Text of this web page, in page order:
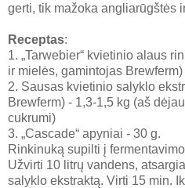
gerti, tik mažoka angliarūgštės
Receptas:
1. „Tarwebier“ kvietinio alaus
ir mielės, gamintojas Brewferm)
2. Sausas kvietinio salyklo
Brewferm) - 1,3-1,5 kg (aš
cukrumi)
3. „Cascade“ apyniai - 30 g.
Rinkinuką supilti į
Užvirti 10 litrų vandens,
salyklo ekstraktą. Virti 15 min.